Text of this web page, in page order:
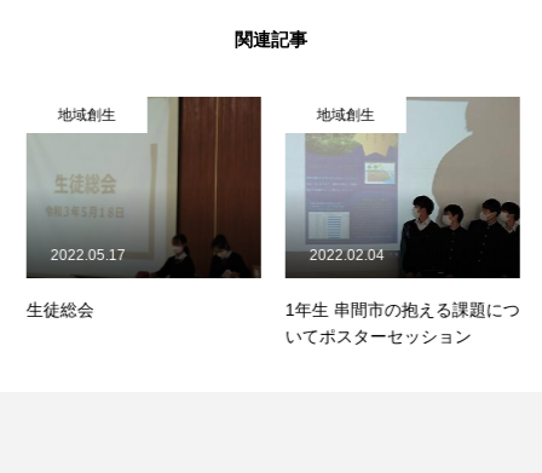
フクコウのひとびと
フクコウへのサポート
フクコウの歴史
関連記事
地域創生
生徒総会
2022.05.17
地域創生
1年生 串間市の抱える課題につ
いてポスターセッション
2022.02.04